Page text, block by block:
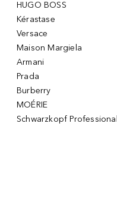
HUGO BOSS
Kérastase
Versace
Maison Margiela
Armani
Prada
Burberry
MOÉRIE
Schwarzkopf Professional